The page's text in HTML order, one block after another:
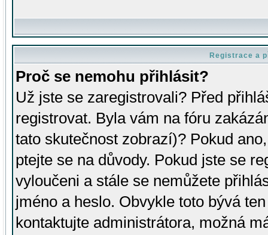
Registrace a
Proč se nemohu přihlásit?
Už jste se zaregistrovali? Před
registrovat. Byla vám na fóru
tato skutečnost zobrazí)? Pokud
ptejte se na důvody. Pokud jste se
vyloučeni a stále se nemůžete
jméno a heslo. Obvykle toto bývá
kontaktujte administrátora, možná